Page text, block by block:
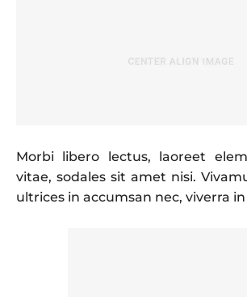
Morbi libero lectus, laoreet
vitae, sodales sit amet nisi.
ultrices in accumsan nec, viverra